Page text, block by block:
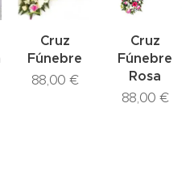
Cruz
Fúnebre
88,00 €
Cruz
Fúnebre
Rosa
88,00 €